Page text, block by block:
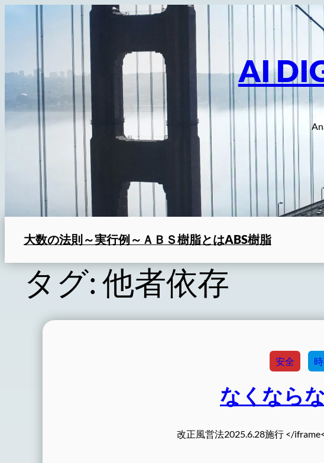
プ
AI
大数の法則～実行例～ ＡＢＳ樹脂とはABS樹脂
タグ:他者依存
安全
なくなら
改正風営法2025.6.28施行 </